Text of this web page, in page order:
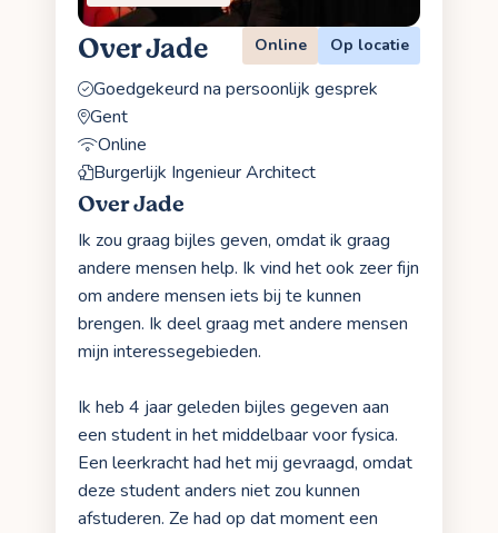
Over Jade Online Op locatie
Goedgekeurd na persoonlijk gesprek
Gent
Online
Burgerlijk Ingenieur Architect
Over Jade
Ik zou graag bijles geven, omdat ik graag
andere mensen help. Ik vind het ook zeer fijn
om andere mensen iets bij te kunnen
brengen. Ik deel graag met andere mensen
mijn interessegebieden.
Ik heb 4 jaar geleden bijles gegeven aan
een student in het middelbaar voor fysica.
Een leerkracht had het mij gevraagd, omdat
deze student anders niet zou kunnen
afstuderen. Ze had op dat moment een